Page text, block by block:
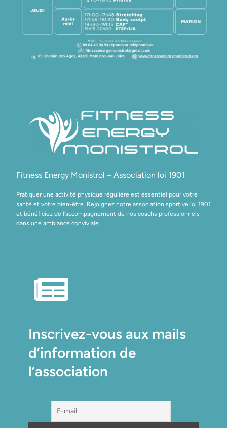
Fitness Energy Monistrol – Association loi 1901
Pratiquer une activité physique régulière est essentiel pour votre
santé et votre bien-être. Rejoignez notre association sportive loi 1901
et bénéficiez de l’accompagnement de nos coachs professionnels
dans une ambiance conviviale.
Inscrivez-vous aux mails
d’information de
l’association